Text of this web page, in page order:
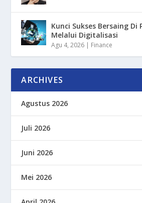
Kunci Sukses Bersaing Di
Melalui Digitalisasi
Agu 4, 2026 | Finance
ARCHIVES
Agustus 2026
Juli 2026
Juni 2026
Mei 2026